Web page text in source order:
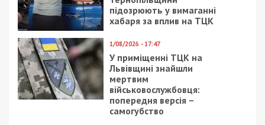
18/01/2017 - 16:00
Департамент
местного
самоуправления
горсовета Днепра
12/07/2021 - 15:21
Скандальный “слуга
народа” из Днепра
спрятал у мамы и
друзей бизнес и